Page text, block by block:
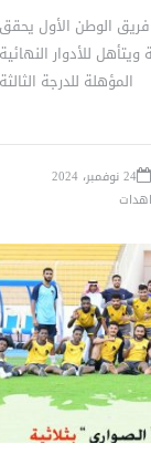
الوطن الأول يحقق
ويتأهل للأدوار النهائية
المؤهلة للدرجة الثالثة
24 نوفمبر، 2024